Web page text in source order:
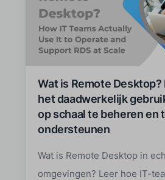
Wat is Remote
het daadwerkelijk
op schaal te beheren en
ondersteunen
Wat is Remote Desktop in
omgevingen? Leer hoe IT-